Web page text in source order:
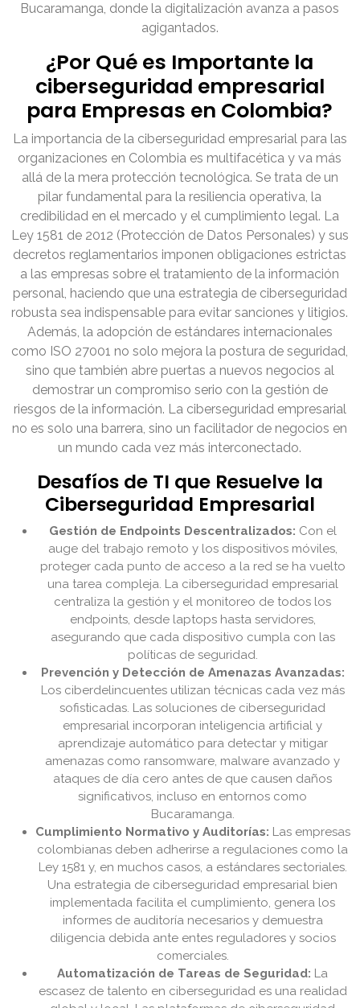
Bucaramanga, donde la digitalización avanza a pasos
agigantados.
¿Por Qué es Importante la
ciberseguridad empresarial
para Empresas en Colombia?
La importancia de la ciberseguridad empresarial para las
organizaciones en Colombia es multifacética y va más
allá de la mera protección tecnológica. Se trata de un
pilar fundamental para la resiliencia operativa, la
credibilidad en el mercado y el cumplimiento legal. La
Ley 1581 de 2012 (Protección de Datos Personales) y sus
decretos reglamentarios imponen obligaciones estrictas
a las empresas sobre el tratamiento de la información
personal, haciendo que una estrategia de ciberseguridad
robusta sea indispensable para evitar sanciones y litigios.
Además, la adopción de estándares internacionales
como ISO 27001 no solo mejora la postura de seguridad,
sino que también abre puertas a nuevos negocios al
demostrar un compromiso serio con la gestión de
riesgos de la información. La ciberseguridad empresarial
no es solo una barrera, sino un facilitador de negocios en
un mundo cada vez más interconectado.
Desafíos de TI que Resuelve la
Ciberseguridad Empresarial
Gestión de Endpoints Descentralizados: Con el
auge del trabajo remoto y los dispositivos móviles,
proteger cada punto de acceso a la red se ha vuelto
una tarea compleja. La ciberseguridad empresarial
centraliza la gestión y el monitoreo de todos los
endpoints, desde laptops hasta servidores,
asegurando que cada dispositivo cumpla con las
políticas de seguridad.
Prevención y Detección de Amenazas Avanzadas:
Los ciberdelincuentes utilizan técnicas cada vez más
sofisticadas. Las soluciones de ciberseguridad
empresarial incorporan inteligencia artificial y
aprendizaje automático para detectar y mitigar
amenazas como ransomware, malware avanzado y
ataques de día cero antes de que causen daños
significativos, incluso en entornos como
Bucaramanga.
Cumplimiento Normativo y Auditorías: Las empresas
colombianas deben adherirse a regulaciones como la
Ley 1581 y, en muchos casos, a estándares sectoriales.
Una estrategia de ciberseguridad empresarial bien
implementada facilita el cumplimiento, genera los
informes de auditoría necesarios y demuestra
diligencia debida ante entes reguladores y socios
comerciales.
Automatización de Tareas de Seguridad: La
escasez de talento en ciberseguridad es una realidad